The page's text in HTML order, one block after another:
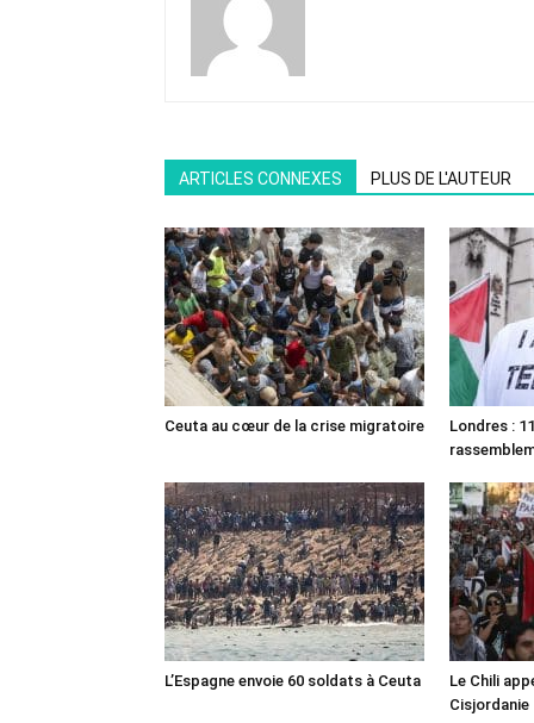
ARTICLES CONNEXES PLUS DE L'AUTEUR
Ceuta au cœur de la crise migratoire
Londres :
L’Espagne envoie 60 soldats à Ceuta
Le Chili
Cisjordanie